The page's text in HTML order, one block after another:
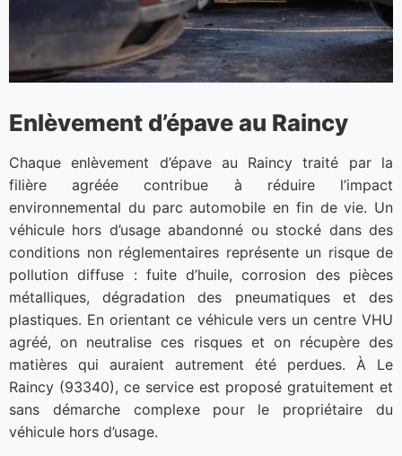
Enlèvement d’épave au Raincy
Chaque enlèvement d’épave au Raincy traité par la
filière agréée contribue à réduire l’impact
environnemental du parc automobile en fin de vie. Un
véhicule hors d’usage abandonné ou stocké dans des
conditions non réglementaires représente un risque de
pollution diffuse : fuite d’huile, corrosion des pièces
métalliques, dégradation des pneumatiques et des
plastiques. En orientant ce véhicule vers un centre VHU
agréé, on neutralise ces risques et on récupère des
matières qui auraient autrement été perdues. À Le
Raincy (93340), ce service est proposé gratuitement et
sans démarche complexe pour le propriétaire du
véhicule hors d’usage.